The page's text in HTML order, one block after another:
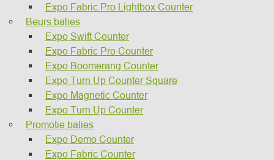
Expo Fabric Pro Lightbox Counter
Beurs balies
Expo Swift Counter
Expo Fabric Pro Counter
Expo Boomerang Counter
Expo Turn Up Counter Square
Expo Magnetic Counter
Expo Turn Up Counter
Promotie balies
Expo Demo Counter
Expo Fabric Counter